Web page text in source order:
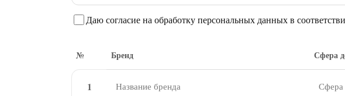
Даю согласие на обработку персональных данных в
№ Бренд Сфера
1